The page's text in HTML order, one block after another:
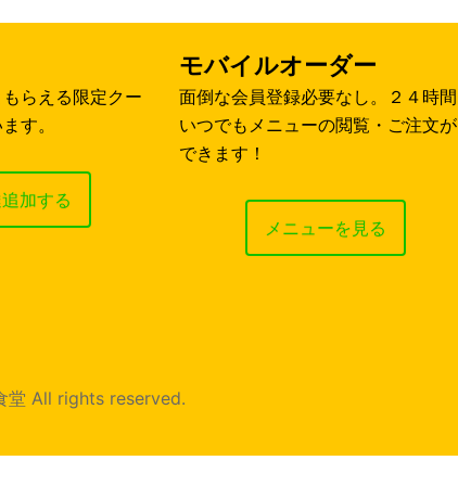
らえる限定クー
す。
加する
モバイルオーダー
面倒な会員登録必要なし。２４時間
いつでもメニューの閲覧・ご注文が
できます！
メニューを見る
堂 All rights reserved.